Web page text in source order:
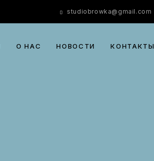
studiobrowka@gmail.com
О НАС НОВОСТИ КОНТАКТЫ